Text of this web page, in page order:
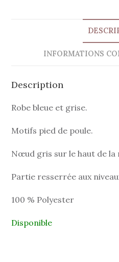
INFORMATIONS
Description
Robe bleue et grise.
Motifs pied de poule.
Nœud gris sur le haut de la
Partie resserrée aux
100 % Polyester
Disponible